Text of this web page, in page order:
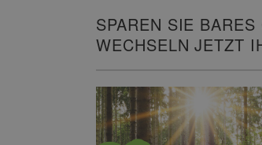
SPAREN SIE
WECHSELN JETZT